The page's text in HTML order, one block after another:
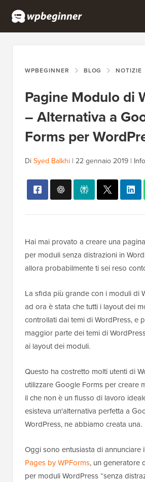
WPBEGINNER BLOG NOTIZIE
Pagine Modulo di
– Alternativa a
Forms per
Di Syed Balkhi | 22 gennaio 2019 |
Hai mai provato a creare una
per moduli senza distrazioni in
allora probabilmente ti sei reso
La sfida più grande con i moduli di
ad ora è stata che tutti i layout dei
controllati dai temi di WordPress, e
maggior parte dei temi di
ai layout dei moduli.
Questo ha costretto molti utenti di
utilizzare Google Forms per creare
il che non è un flusso di lavoro
esisteva un'alternativa perfetta a
WordPress, ne abbiamo creata una.
Oggi sono entusiasta di annunciare
Pages by WPForms, un generatore
per moduli WordPress “senza